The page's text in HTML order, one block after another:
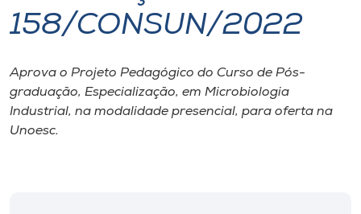
I.nova
Diplomados
Cultura
158/CONSUN/2022
Aprova o Projeto Pedagógico do Curso de Pós-
graduação, Especialização, em Microbiologia
Industrial, na modalidade presencial, para oferta na
Unoesc.